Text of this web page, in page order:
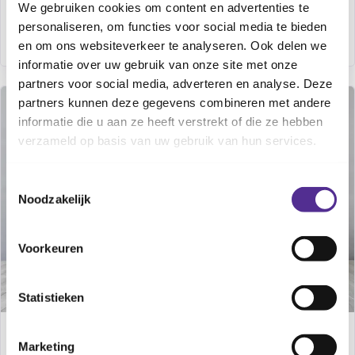
We gebruiken cookies om content en advertenties te
personaliseren, om functies voor social media te bieden
en om ons websiteverkeer te analyseren. Ook delen we
informatie over uw gebruik van onze site met onze
partners voor social media, adverteren en analyse. Deze
partners kunnen deze gegevens combineren met andere
informatie die u aan ze heeft verstrekt of die ze hebben
verzameld op basis van uw gebruik van hun services.
Noodzakelijk
Voorkeuren
Statistieken
Marketing
maandag 7 sep. 2026
11:00- 12:00
Alle CJG-locaties
OP LOCATIE TERUGKERENDE CURSUS
Mindful Ouderschap